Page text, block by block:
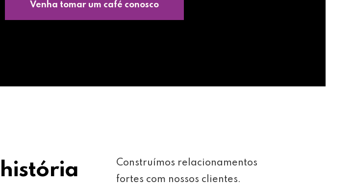
Venha tomar um café conosco
Construímos relacionamentos
fortes com nossos clientes.